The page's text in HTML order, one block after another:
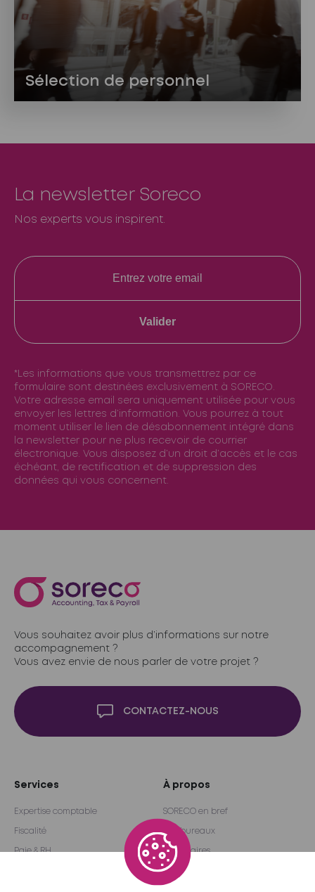
Sélection de personnel
La newsletter Soreco
Nos experts vous inspirent.
Valider
*Les informations que vous transmettrez par ce
formulaire sont destinées exclusivement à SORECO.
Votre adresse email sera uniquement utilisée pour vous
envoyer les lettres d’information. Vous pourrez à tout
moment utiliser le lien de désabonnement intégré dans
la newsletter pour ne plus recevoir de courrier
électronique. Vous disposez d’un droit d’accès et le cas
échéant, de rectification et de suppression des
données qui vous concernent.
Vous souhaitez avoir plus d’informations sur notre
accompagnement ?
Vous avez envie de nous parler de votre projet ?
CONTACTEZ-NOUS
Services
Expertise comptable
Fiscalité
Paie & RH
À propos
SORECO en bref
Nos bureaux
Partenaires
Réseau international